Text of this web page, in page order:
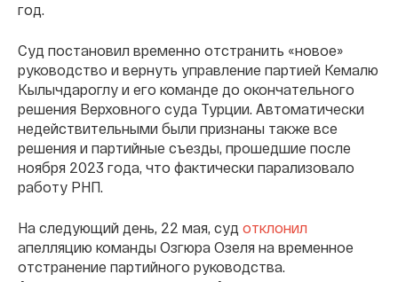
год.
Суд постановил временно отстранить «новое»
руководство и вернуть управление партией Кемалю
Кылычдароглу и его команде до окончательного
решения Верховного суда Турции. Автоматически
недействительными были признаны также все
решения и партийные съезды, прошедшие после
ноября 2023 года, что фактически парализовало
работу РНП.
На следующий день, 22 мая, суд отклонил
апелляцию команды Озгюра Озеля на временное
отстранение партийного руководства.